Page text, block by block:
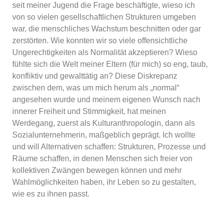
seit meiner Jugend die Frage beschäftigte, wieso ich
von so vielen gesellschaftlichen Strukturen umgeben
war, die menschliches Wachstum beschnitten oder gar
zerstörten. Wie konnten wir so viele offensichtliche
Ungerechtigkeiten als Normalität akzeptieren? Wieso
fühlte sich die Welt meiner Eltern (für mich) so eng, taub,
konfliktiv und gewalttätig an? Diese Diskrepanz
zwischen dem, was um mich herum als „normal“
angesehen wurde und meinem eigenen Wunsch nach
innerer Freiheit und Stimmigkeit, hat meinen
Werdegang, zuerst als Kulturanthropologin, dann als
Sozialunternehmerin, maßgeblich geprägt. Ich wollte
und will Alternativen schaffen: Strukturen, Prozesse und
Räume schaffen, in denen Menschen sich freier von
kollektiven Zwängen bewegen können und mehr
Wahlmöglichkeiten haben, ihr Leben so zu gestalten,
wie es zu ihnen passt.